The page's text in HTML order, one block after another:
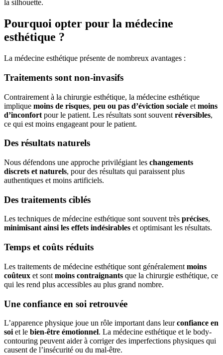
la silhouette.
Pourquoi opter pour la médecine
esthétique ?
La médecine esthétique présente de nombreux avantages :
Traitements sont non-invasifs
Contrairement à la chirurgie esthétique, la médecine esthétique
implique moins de risques, peu ou pas d’éviction sociale et moins
d’inconfort pour le patient. Les résultats sont souvent réversibles,
ce qui est moins engageant pour le patient.
Des résultats naturels
Nous défendons une approche privilégiant les changements
discrets et naturels, pour des résultats qui paraissent plus
authentiques et moins artificiels.
Des traitements ciblés
Les techniques de médecine esthétique sont souvent très précises,
minimisant ainsi les effets indésirables et optimisant les résultats.
Temps et coûts réduits
Les traitements de médecine esthétique sont généralement moins
coûteux et sont moins contraignants que la chirurgie esthétique, ce
qui les rend plus accessibles au plus grand nombre.
Une confiance en soi retrouvée
L’apparence physique joue un rôle important dans leurconfiance en
soi et le bien-être émotionnel. La médecine esthétique et le body-
contouring peuvent aider à corriger des imperfections physiques qui
causent de l’insécurité ou du mal-être.